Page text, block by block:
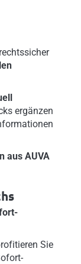
ergänzen
aus AUVA
Sie